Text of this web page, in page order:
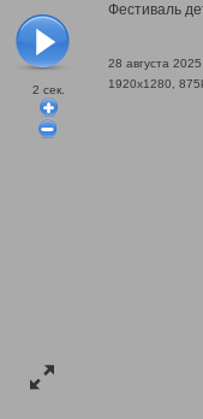
2 сек.
Фестиваль
28 августа
1920x1280,